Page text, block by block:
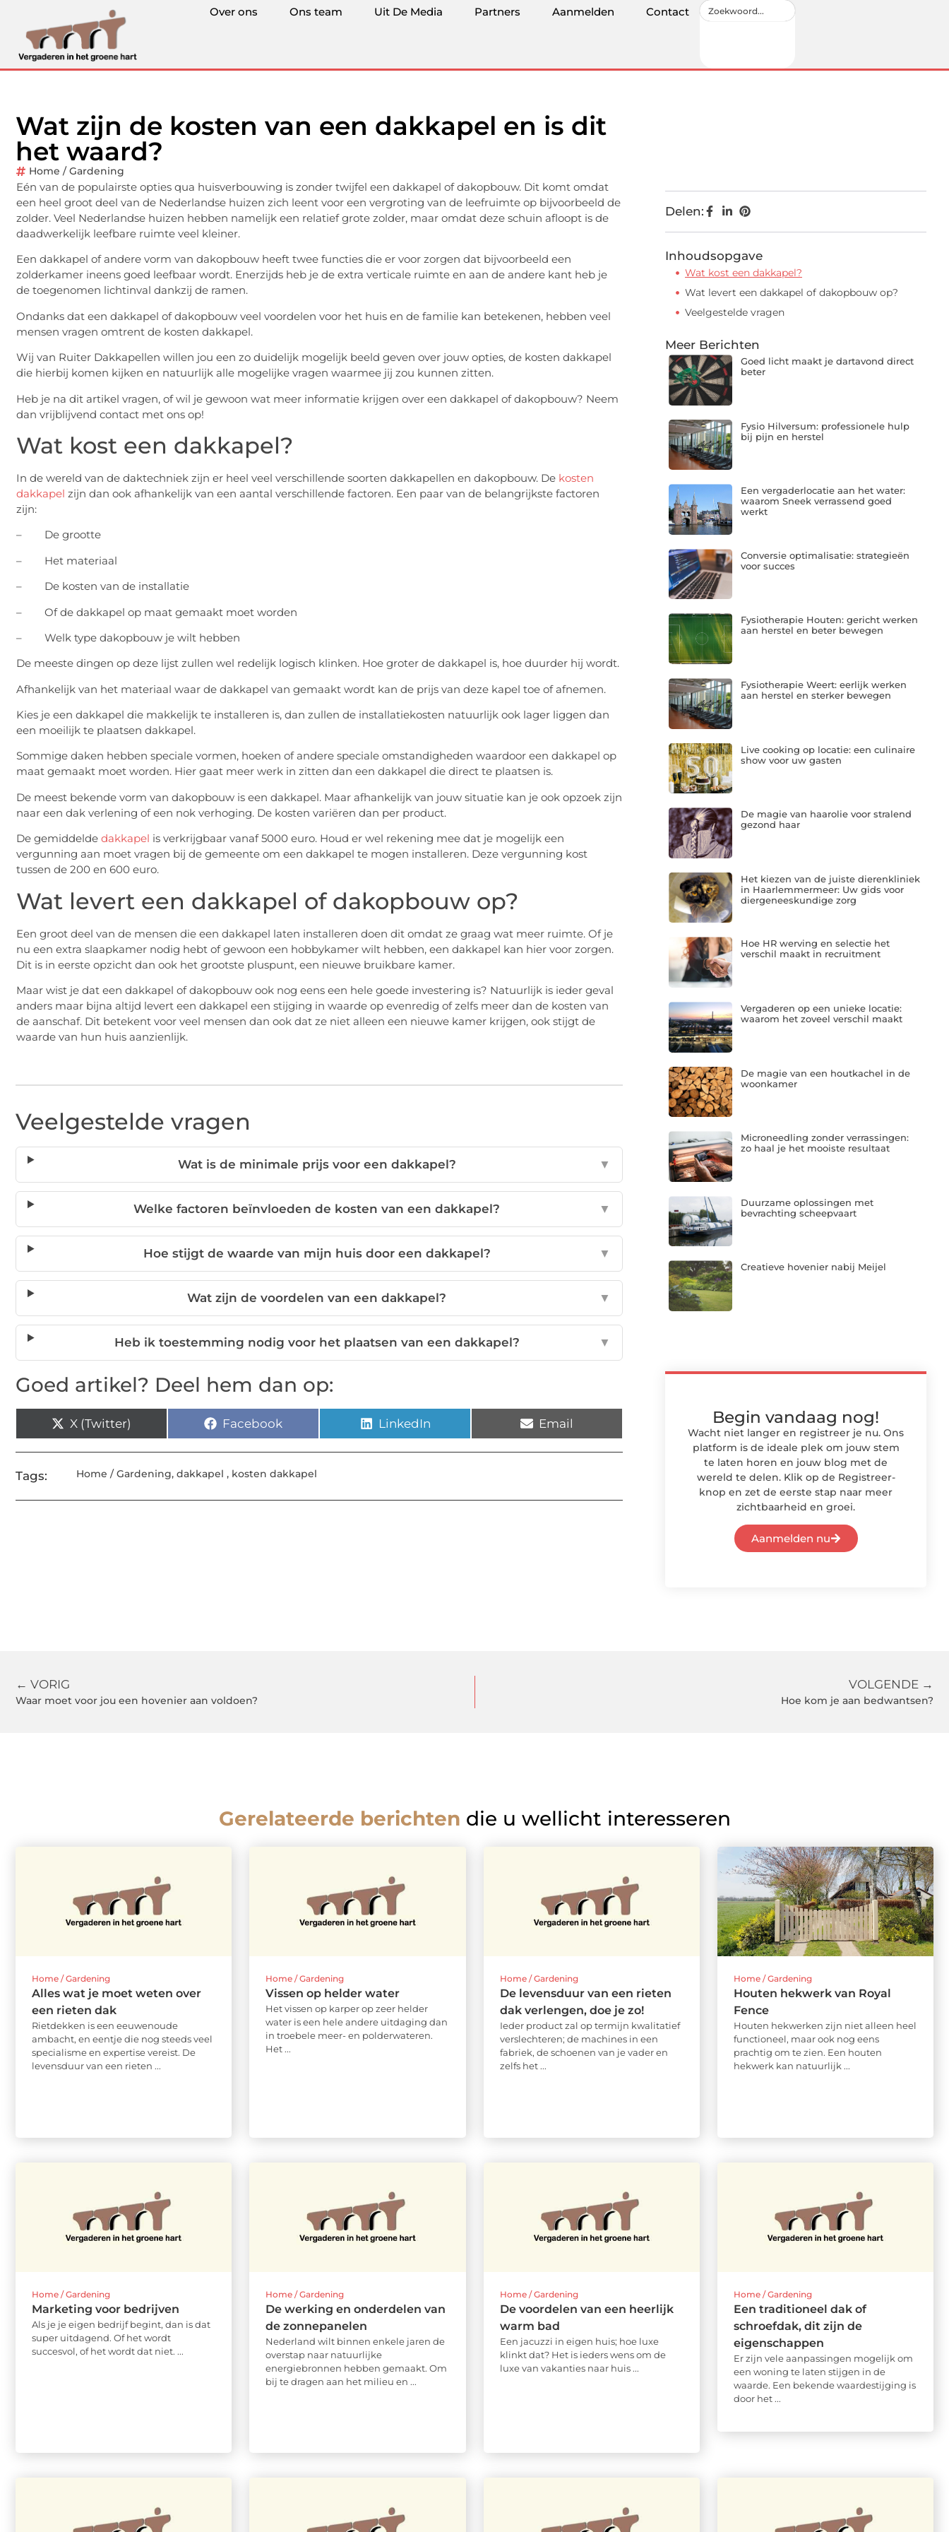
Over ons Ons team Uit De Media Partners Aanmelden Contact
Wat zijn de kosten van een dakkapel en is dit
het waard?
Home / Gardening
Eén van de populairste opties qua huisverbouwing is zonder twijfel een dakkapel of dakopbouw. Dit komt omdat
een heel groot deel van de Nederlandse huizen zich leent voor een vergroting van de leefruimte op bijvoorbeeld de
zolder. Veel Nederlandse huizen hebben namelijk een relatief grote zolder, maar omdat deze schuin afloopt is de
daadwerkelijk leefbare ruimte veel kleiner.
Een dakkapel of andere vorm van dakopbouw heeft twee functies die er voor zorgen dat bijvoorbeeld een
zolderkamer ineens goed leefbaar wordt. Enerzijds heb je de extra verticale ruimte en aan de andere kant heb je
de toegenomen lichtinval dankzij de ramen.
Ondanks dat een dakkapel of dakopbouw veel voordelen voor het huis en de familie kan betekenen, hebben veel
mensen vragen omtrent de kosten dakkapel.
Wij van Ruiter Dakkapellen willen jou een zo duidelijk mogelijk beeld geven over jouw opties, de kosten dakkapel
die hierbij komen kijken en natuurlijk alle mogelijke vragen waarmee jij zou kunnen zitten.
Heb je na dit artikel vragen, of wil je gewoon wat meer informatie krijgen over een dakkapel of dakopbouw? Neem
dan vrijblijvend contact met ons op!
Wat kost een dakkapel?
In de wereld van de daktechniek zijn er heel veel verschillende soorten dakkapellen en dakopbouw. De kosten
dakkapel zijn dan ook afhankelijk van een aantal verschillende factoren. Een paar van de belangrijkste factoren
zijn:
– De grootte
– Het materiaal
– De kosten van de installatie
– Of de dakkapel op maat gemaakt moet worden
– Welk type dakopbouw je wilt hebben
De meeste dingen op deze lijst zullen wel redelijk logisch klinken. Hoe groter de dakkapel is, hoe duurder hij wordt.
Afhankelijk van het materiaal waar de dakkapel van gemaakt wordt kan de prijs van deze kapel toe of afnemen.
Kies je een dakkapel die makkelijk te installeren is, dan zullen de installatiekosten natuurlijk ook lager liggen dan
een moeilijk te plaatsen dakkapel.
Sommige daken hebben speciale vormen, hoeken of andere speciale omstandigheden waardoor een dakkapel op
maat gemaakt moet worden. Hier gaat meer werk in zitten dan een dakkapel die direct te plaatsen is.
De meest bekende vorm van dakopbouw is een dakkapel. Maar afhankelijk van jouw situatie kan je ook opzoek zijn
naar een dak verlening of een nok verhoging. De kosten variëren dan per product.
De gemiddelde dakkapel is verkrijgbaar vanaf 5000 euro. Houd er wel rekening mee dat je mogelijk een
vergunning aan moet vragen bij de gemeente om een dakkapel te mogen installeren. Deze vergunning kost
tussen de 200 en 600 euro.
Wat levert een dakkapel of dakopbouw op?
Een groot deel van de mensen die een dakkapel laten installeren doen dit omdat ze graag wat meer ruimte. Of je
nu een extra slaapkamer nodig hebt of gewoon een hobbykamer wilt hebben, een dakkapel kan hier voor zorgen.
Dit is in eerste opzicht dan ook het grootste pluspunt, een nieuwe bruikbare kamer.
Maar wist je dat een dakkapel of dakopbouw ook nog eens een hele goede investering is? Natuurlijk is ieder geval
anders maar bijna altijd levert een dakkapel een stijging in waarde op evenredig of zelfs meer dan de kosten van
de aanschaf. Dit betekent voor veel mensen dan ook dat ze niet alleen een nieuwe kamer krijgen, ook stijgt de
waarde van hun huis aanzienlijk.
Veelgestelde vragen
Wat is de minimale prijs voor een dakkapel? ▼
Welke factoren beïnvloeden de kosten van een dakkapel? ▼
Hoe stijgt de waarde van mijn huis door een dakkapel? ▼
Wat zijn de voordelen van een dakkapel? ▼
Heb ik toestemming nodig voor het plaatsen van een dakkapel? ▼
Goed artikel? Deel hem dan op:
X (Twitter) Facebook LinkedIn Email
Tags: Home / Gardening, dakkapel , kosten dakkapel
Delen:
Inhoudsopgave
Wat kost een dakkapel?
Wat levert een dakkapel of dakopbouw op?
Veelgestelde vragen
Meer Berichten
Goed licht maakt je dartavond direct
beter
Fysio Hilversum: professionele hulp
bij pijn en herstel
Een vergaderlocatie aan het water:
waarom Sneek verrassend goed
werkt
Conversie optimalisatie: strategieën
voor succes
Fysiotherapie Houten: gericht werken
aan herstel en beter bewegen
Fysiotherapie Weert: eerlijk werken
aan herstel en sterker bewegen
Live cooking op locatie: een culinaire
show voor uw gasten
De magie van haarolie voor stralend
gezond haar
Het kiezen van de juiste dierenkliniek
in Haarlemmermeer: Uw gids voor
diergeneeskundige zorg
Hoe HR werving en selectie het
verschil maakt in recruitment
Vergaderen op een unieke locatie:
waarom het zoveel verschil maakt
De magie van een houtkachel in de
woonkamer
Microneedling zonder verrassingen:
zo haal je het mooiste resultaat
Duurzame oplossingen met
bevrachting scheepvaart
Creatieve hovenier nabij Meijel
Begin vandaag nog!
Wacht niet langer en registreer je nu. Ons
platform is de ideale plek om jouw stem
te laten horen en jouw blog met de
wereld te delen. Klik op de Registreer-
knop en zet de eerste stap naar meer
zichtbaarheid en groei.
Aanmelden nu
← VORIG
Waar moet voor jou een hovenier aan voldoen?
VOLGENDE →
Hoe kom je aan bedwantsen?
Gerelateerde berichten die u wellicht interesseren
Home / Gardening
Alles wat je moet weten over
een rieten dak
Rietdekken is een eeuwenoude
ambacht, en eentje die nog steeds veel
specialisme en expertise vereist. De
levensduur van een rieten ...
Home / Gardening
Vissen op helder water
Het vissen op karper op zeer helder
water is een hele andere uitdaging dan
in troebele meer- en polderwateren.
Het ...
Home / Gardening
De levensduur van een rieten
dak verlengen, doe je zo!
Ieder product zal op termijn kwalitatief
verslechteren; de machines in een
fabriek, de schoenen van je vader en
zelfs het ...
Home / Gardening
Houten hekwerk van Royal
Fence
Houten hekwerken zijn niet alleen heel
functioneel, maar ook nog eens
prachtig om te zien. Een houten
hekwerk kan natuurlijk ...
Home / Gardening
Marketing voor bedrijven
Als je je eigen bedrijf begint, dan is dat
super uitdagend. Of het wordt
succesvol, of het wordt dat niet. ...
Home / Gardening
De werking en onderdelen van
de zonnepanelen
Nederland wilt binnen enkele jaren de
overstap naar natuurlijke
energiebronnen hebben gemaakt. Om
bij te dragen aan het milieu en ...
Home / Gardening
De voordelen van een heerlijk
warm bad
Een jacuzzi in eigen huis; hoe luxe
klinkt dat? Het is ieders wens om de
luxe van vakanties naar huis ...
Home / Gardening
Een traditioneel dak of
schroefdak, dit zijn de
eigenschappen
Er zijn vele aanpassingen mogelijk om
een woning te laten stijgen in de
waarde. Een bekende waardestijging is
door het ...